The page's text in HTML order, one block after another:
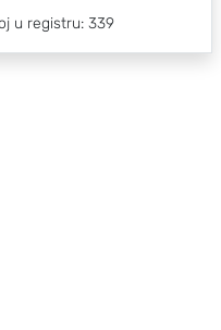
u registru: 339